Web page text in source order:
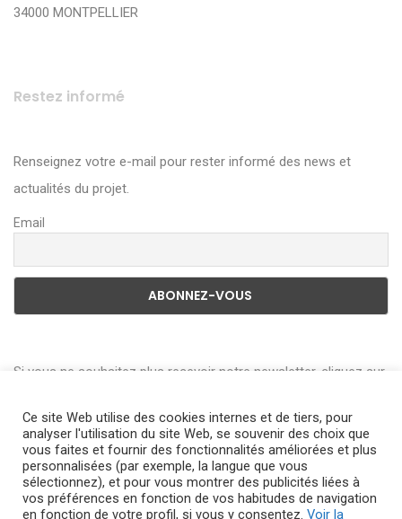
34000 MONTPELLIER
Restez informé
Renseignez votre e-mail pour rester informé des news et
actualités du projet.
Email
Si vous ne souhaitez plus recevoir notre newsletter, cliquez sur
Vous pouvez consulter l’historique de l’utilisation de vos
données en vous adressant àdpm.egn@engie.com
Ce site Web utilise des cookies internes et de tiers, pour
analyser l'utilisation du site Web, se souvenir des choix que
vous faites et fournir des fonctionnalités améliorées et plus
personnalisées (par exemple, la langue que vous
sélectionnez), et pour vous montrer des publicités liées à
vos préférences en fonction de vos habitudes de navigation
en fonction de votre profil, si vous y consentez. Voir la